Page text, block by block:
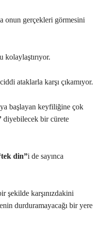
onun gerçekleri görmesini
kolaylaştırıyor.
ataklarla karşı çıkamıyor.
başlayan keyfiliğine çok
diyebilecek bir cürete
din”i de sayınca
şekilde karşınızdakini
durduramayacağı bir yere